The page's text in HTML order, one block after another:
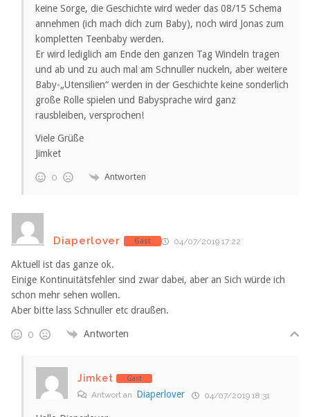
keine Sorge, die Geschichte wird weder das 08/15 Schema
annehmen (ich mach dich zum Baby), noch wird Jonas zum
kompletten Teenbaby werden.
Er wird lediglich am Ende den ganzen Tag Windeln tragen
und ab und zu auch mal am Schnuller nuckeln, aber weitere
Baby-„Utensilien“ werden in der Geschichte keine sonderlich
große Rolle spielen und Babysprache wird ganz
rausbleiben, versprochen!
Viele Grüße
Jimket
0 Antworten
Diaperlover Gast 04/07/2019 17:22
Aktuell ist das ganze ok.
Einige Kontinuitätsfehler sind zwar dabei, aber an Sich würde ich
schon mehr sehen wollen.
Aber bitte lass Schnuller etc draußen.
0 Antworten
Jimket Gast
Antwort an Diaperlover 04/07/2019 18:31